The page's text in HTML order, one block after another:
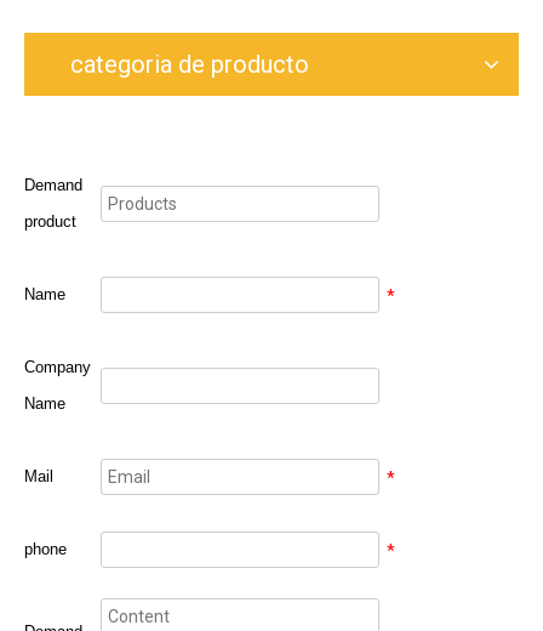
categoria de producto
Demand
product
Name *
Company
Name
Mail *
phone *